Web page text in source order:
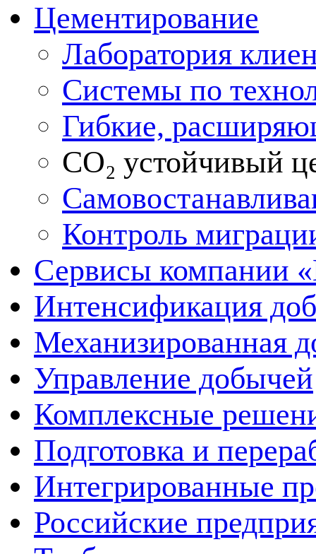
Цементирование
Лаборатория
Системы по
Гибкие,
CO₂ устойчивый
Контроль
Сервисы компании
Интенсификация
Механизированная
Управление добычей
Комплексные
Подготовка и
Интегрированные
Российские